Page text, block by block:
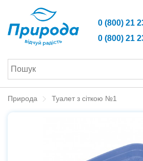
0 (800) 21
0 (800) 21
Природа Туалет з сіткою №1